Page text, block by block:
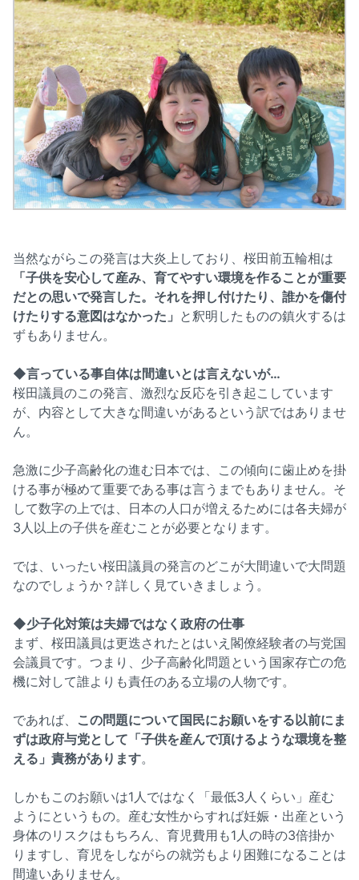
当然ながらこの発言は大炎上しており、桜田前五輪相は
「子供を安心して産み、育てやすい環境を作ることが重要
だとの思いで発言した。それを押し付けたり、誰かを傷付
けたりする意図はなかった」 と釈明したものの鎮火するは
ずもありません。
◆言っている事自体は間違いとは言えないが…
桜田議員のこの発言、激烈な反応を引き起こしています
が、内容として大きな間違いがあるという訳ではありませ
ん。
急激に少子高齢化の進む日本では、この傾向に歯止めを掛
ける事が極めて重要である事は言うまでもありません。そ
して数字の上では、日本の人口が増えるためには各夫婦が
3人以上の子供を産むことが必要となります。
では、いったい桜田議員の発言のどこが大間違いで大問題
なのでしょうか？詳しく見ていきましょう。
◆少子化対策は夫婦ではなく政府の仕事
まず、桜田議員は更迭されたとはいえ閣僚経験者の与党国
会議員です。つまり、少子高齢化問題という国家存亡の危
機に対して誰よりも責任のある立場の人物です。
であれば、 この問題について国民にお願いをする以前にま
ずは政府与党として「子供を産んで頂けるような環境を整
える」責務があります。
しかもこのお願いは1人ではなく「最低3人くらい」産む
ようにというもの。産む女性からすれば妊娠・出産という
身体のリスクはもちろん、育児費用も1人の時の3倍掛か
りますし、育児をしながらの就労もより困難になることは
間違いありません。